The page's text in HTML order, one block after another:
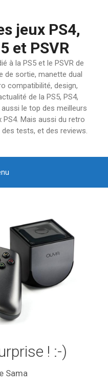
jeux PS4,
et PSVR
à la PS5 et le PSVR de
de sortie, manette dual
compatibilité, design,
de la PS5, PS4,
le top des meilleurs
PS4. Mais aussi du retro
tests, et des reviews.
! :-)
Sama